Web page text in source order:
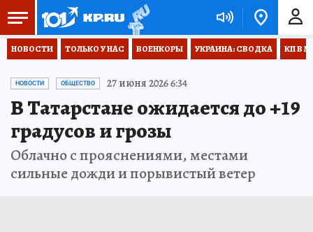
НОВОСТИ ТОЛЬКО У НАС ВОЕНКОРЫ УКРАИНА: СВОДКА КП В
НОВОСТИ ОБЩЕСТВО 27 июня 2026 6:34
В Татарстане ожидается до +19
градусов и грозы
Облачно с прояснениями, местами
сильные дожди и порывистый ветер